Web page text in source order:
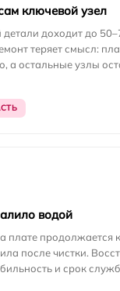
ключевой узел
доходит до
теряет смысл:
а остальные узлы
водой
плате продолжается
после чистки.
и срок